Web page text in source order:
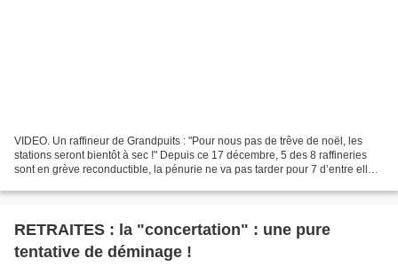
VIDEO. Un raffineur de Grandpuits : "Pour nous pas de trêve de noël, les
stations seront bientôt à sec !" Depuis ce 17 décembre, 5 des 8 raffineries
sont en grève reconductible, la pénurie ne va pas tarder pour 7 d’entre elles.
RETRAITES : la "concertation" : une pure
tentative de déminage !